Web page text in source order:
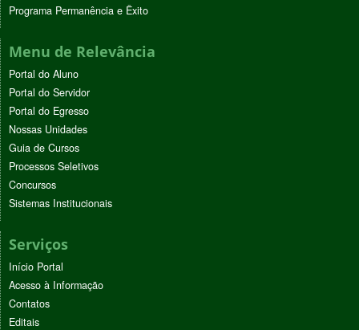
Programa Permanência e Êxito
Menu de Relevância
Portal do Aluno
Portal do Servidor
Portal do Egresso
Nossas Unidades
Guia de Cursos
Processos Seletivos
Concursos
Sistemas Institucionais
Serviços
Início Portal
Acesso à Informação
Contatos
Editais